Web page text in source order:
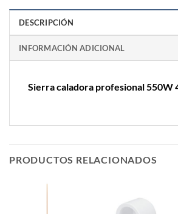
DESCRIPCIÓN
INFORMACIÓN ADICIONAL
Sierra caladora profesional 550W
PRODUCTOS RELACIONADOS